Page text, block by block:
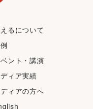
るについて
ント・講演
ィア実績
ィアの方へ